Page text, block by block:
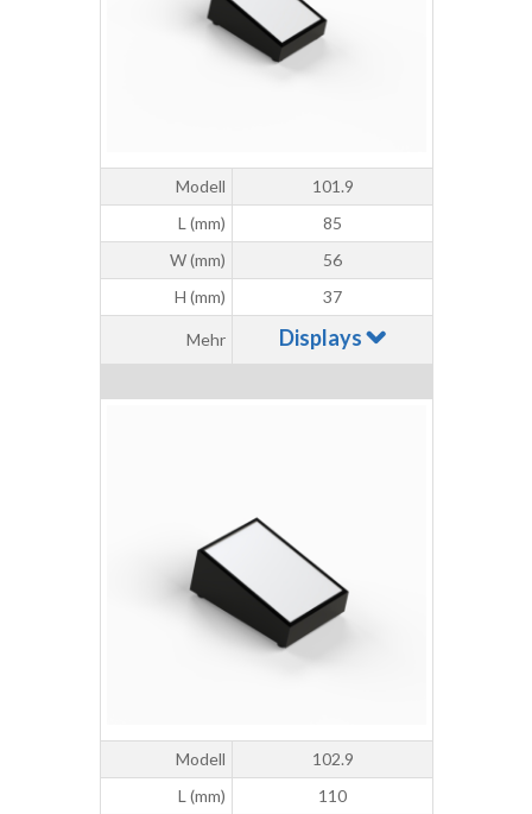
Modell
101.9
L (mm)
85
W (mm)
56
H (mm)
37
Mehr Displays
Modell
102.9
L (mm)
110